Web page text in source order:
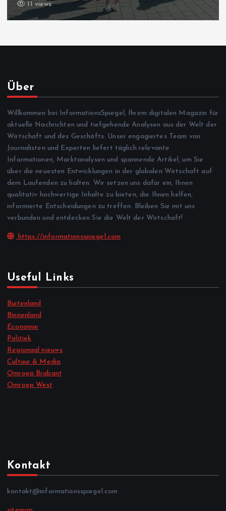
11 views
Über
Willkommen bei InformationsSpiegel, Ihrem digitalen Magazin für
aktuelle Nachrichten und tiefgehende Analysen aus der Welt der
Wirtschaft und des Geschäfts. Unser engagiertes Team von
Journalisten und Experten liefert täglich relevante
Informationen, Marktanalysen und spannende Artikel, um Sie
über die neuesten Entwicklungen in der globalen Wirtschaft auf
dem Laufenden zu halten. Wir setzen uns dafür ein, Ihnen
qualitativ hochwertige Inhalte zu bieten, die Ihnen helfen,
informierte Entscheidungen zu treffen. Bleiben Sie mit uns
verbunden und entdecken Sie die Welt der Wirtschaft!
https://informationsspiegel.com
Useful Links
Buitenland
Binnenland
Economie
Politiek
Regionaal nieuws
Cultuur & Media
Omroep Brabant
Omroep West
.
Kontakt
kontakt@informationsspiegel.com